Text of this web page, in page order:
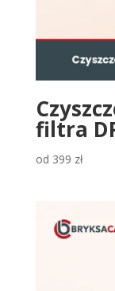
filtra
od 399 zł